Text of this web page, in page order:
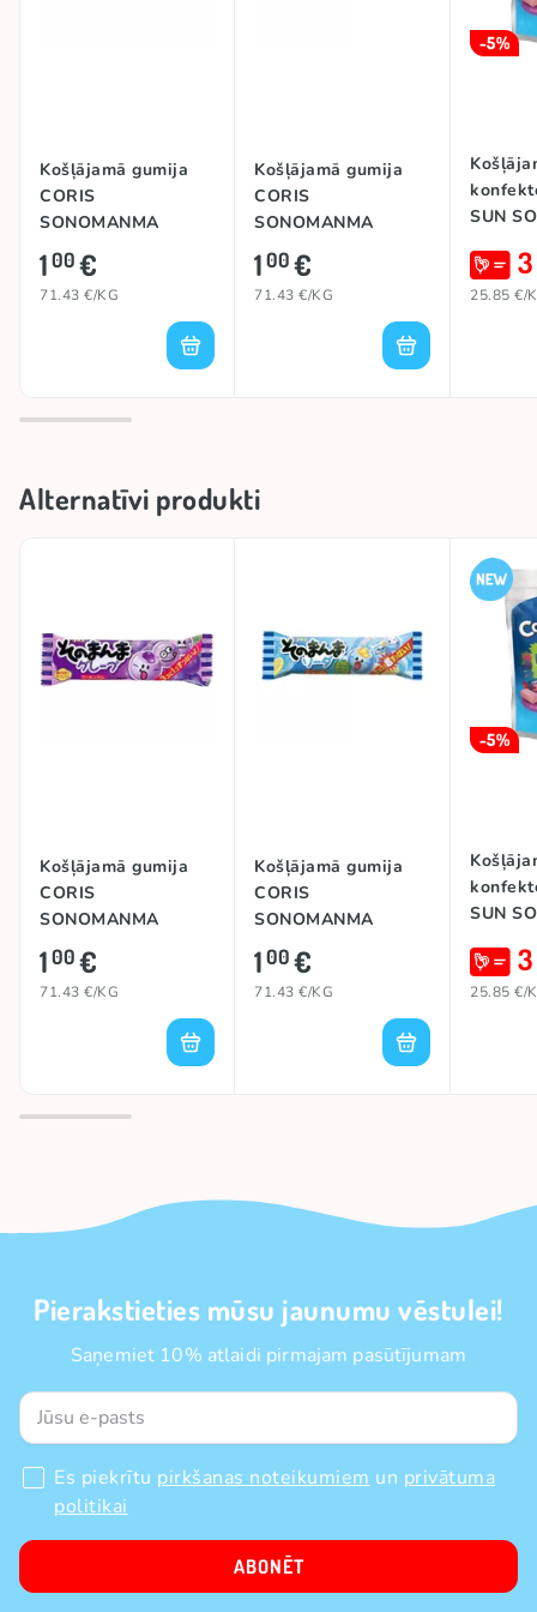
Košļājamā gumija
CORIS
SONOMANMA
(GRAPE), 14g
100€
71.43 €/KG
Košļājamā gumija
CORIS
SONOMANMA
(SODA), 14g
100€
71.43 €/KG
-5%
SUN
147g 3
25.85 €/
Alternatīvi produkti
Košļājamā gumija
CORIS
SONOMANMA
(GRAPE), 14g
100€
71.43 €/KG
Košļājamā gumija
CORIS
SONOMANMA
(SODA), 14g
100€
71.43 €/KG
-5%
SUN
147g 3
25.85 €/
Pierakstieties mūsu jaunumu vēstulei!
Saņemiet 10% atlaidi pirmajam pasūtījumam
Es piekrītu pirkšanas noteikumiem un privātuma
politikai
ABONĒT